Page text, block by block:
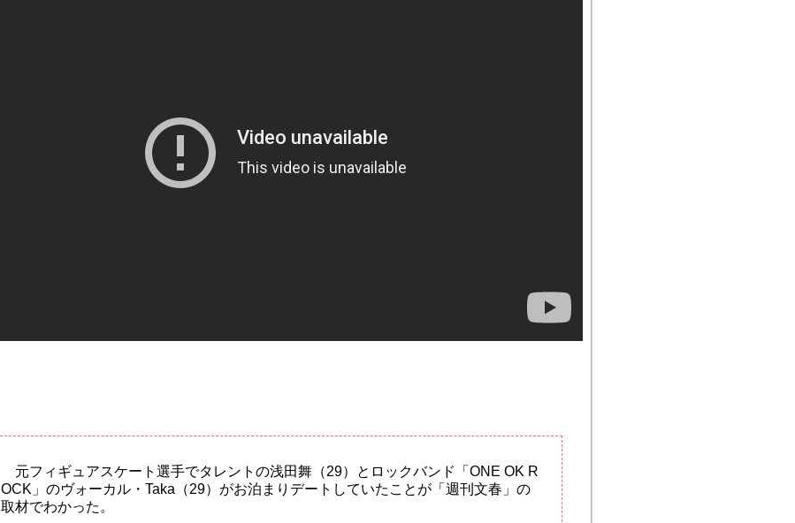
元フィギュアスケート選手でタレントの浅田舞（29）とロックバンド「ONE OK R
OCK」のヴォーカル・Taka（29）がお泊まりデートしていたことが「週刊文春」の
取材でわかった。